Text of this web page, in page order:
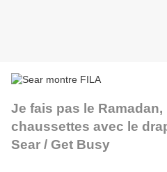
Je fais pas le
chaussettes avec le
Sear / Get Busy